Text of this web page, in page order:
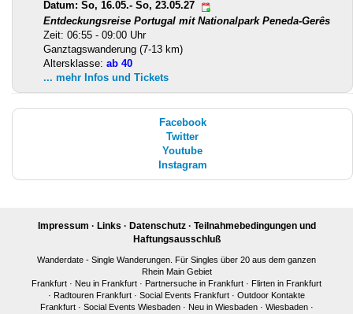
Datum: So, 16.05.- So, 23.05.27
Entdeckungsreise Portugal mit Nationalpark Peneda-Gerês
Zeit: 06:55 - 09:00 Uhr
Ganztagswanderung (7-13 km)
Altersklasse: ab 40
... mehr Infos und Tickets
Facebook
Twitter
Youtube
Instagram
Impressum · Links · Datenschutz· Teilnahmebedingungen und
Haftungsausschluß
Wanderdate - Single Wanderungen. Für Singles über 20 aus dem ganzen
Rhein Main Gebiet
Frankfurt · Neu in Frankfurt · Partnersuche in Frankfurt · Flirten in Frankfurt
· Radtouren Frankfurt · Social Events Frankfurt · Outdoor Kontakte
Frankfurt· Social Events Wiesbaden· Neu in Wiesbaden· Wiesbaden·